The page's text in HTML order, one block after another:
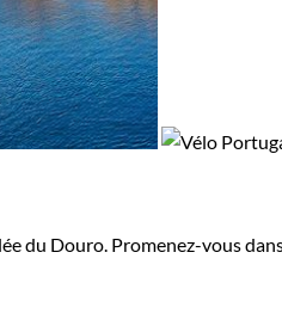
du Douro. Promenez-vous